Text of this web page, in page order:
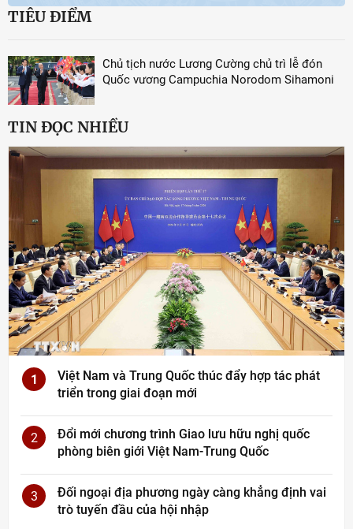
TIÊU ĐIỂM
Chủ tịch nước Lương Cường chủ trì lễ đón
Quốc vương Campuchia Norodom Sihamoni
TIN ĐỌC NHIỀU
1
Việt Nam và Trung Quốc thúc đẩy hợp tác phát
triển trong giai đoạn mới
2
Đổi mới chương trình Giao lưu hữu nghị quốc
phòng biên giới Việt Nam-Trung Quốc
3
Đối ngoại địa phương ngày càng khẳng định vai
trò tuyến đầu của hội nhập